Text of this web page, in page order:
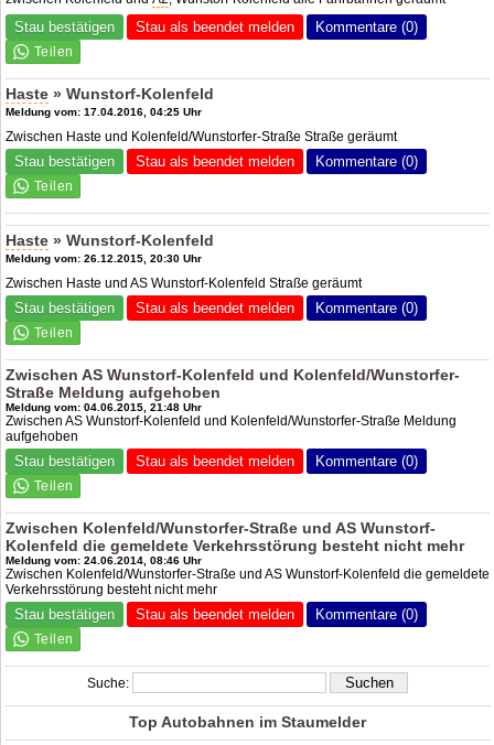
Stau bestätigen Stau als beendet melden Kommentare (0)
Haste » Wunstorf-Kolenfeld
Meldung vom: 17.04.2016, 04:25 Uhr
Zwischen Haste und Kolenfeld/Wunstorfer-Straße Straße geräumt
Stau bestätigen Stau als beendet melden Kommentare (0)
Haste » Wunstorf-Kolenfeld
Meldung vom: 26.12.2015, 20:30 Uhr
Zwischen Haste und AS Wunstorf-Kolenfeld Straße geräumt
Stau bestätigen Stau als beendet melden Kommentare (0)
Zwischen AS Wunstorf-Kolenfeld und Kolenfeld/Wunstorfer-
Straße Meldung aufgehoben
Meldung vom: 04.06.2015, 21:48 Uhr
Zwischen AS Wunstorf-Kolenfeld und Kolenfeld/Wunstorfer-Straße Meldung
aufgehoben
Stau bestätigen Stau als beendet melden Kommentare (0)
Zwischen Kolenfeld/Wunstorfer-Straße und AS Wunstorf-
Kolenfeld die gemeldete Verkehrsstörung besteht nicht mehr
Meldung vom: 24.06.2014, 08:46 Uhr
Zwischen Kolenfeld/Wunstorfer-Straße und AS Wunstorf-Kolenfeld die gemeldete
Verkehrsstörung besteht nicht mehr
Stau bestätigen Stau als beendet melden Kommentare (0)
Suche:
Top Autobahnen im Staumelder